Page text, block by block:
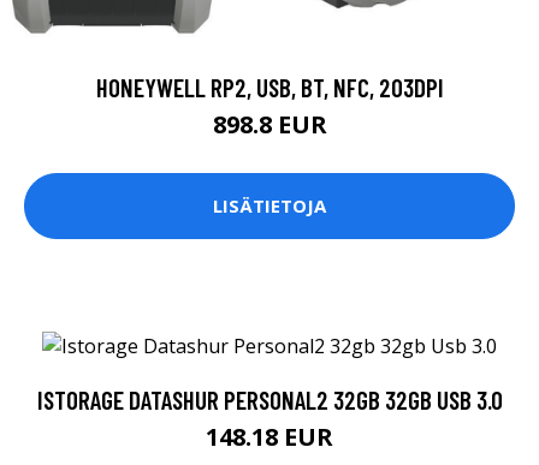
HONEYWELL RP2, USB, BT, NFC, 203DPI
898.8 EUR
LISÄTIETOJA
ISTORAGE DATASHUR PERSONAL2 32GB 32GB USB 3.0
148.18 EUR